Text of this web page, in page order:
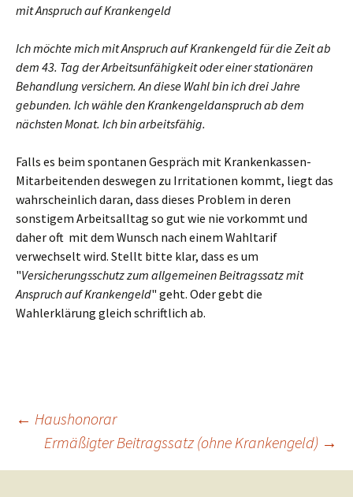
mit Anspruch auf Krankengeld
Ich möchte mich mit Anspruch auf Krankengeld für die Zeit ab
dem 43. Tag der Arbeitsunfähigkeit oder einer stationären
Behandlung versichern. An diese Wahl bin ich drei Jahre
gebunden. Ich wähle den Krankengeldanspruch ab dem
nächsten Monat. Ich bin arbeitsfähig.
Falls es beim spontanen Gespräch mit Krankenkassen-
Mitarbeitenden deswegen zu Irritationen kommt, liegt das
wahrscheinlich daran, dass dieses Problem in deren
sonstigem Arbeitsalltag so gut wie nie vorkommt und
daher oft mit dem Wunsch nach einem Wahltarif
verwechselt wird. Stellt bitte klar, dass es um
"Versicherungsschutz zum allgemeinen Beitragssatz mit
Anspruch auf Krankengeld" geht. Oder gebt die
Wahlerklärung gleich schriftlich ab.
Beitragsnavigation
← Haushonorar
Ermäßigter Beitragssatz (ohne Krankengeld) →